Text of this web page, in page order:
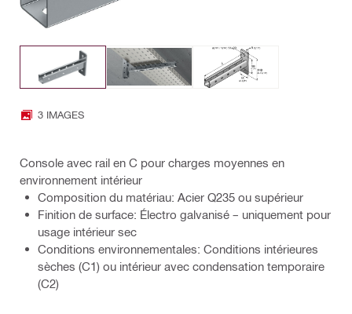
3 IMAGES
Console avec rail en C pour charges moyennes en
environnement intérieur
Composition du matériau: Acier Q235 ou supérieur
Finition de surface: Électro galvanisé – uniquement pour
usage intérieur sec
Conditions environnementales: Conditions intérieures
sèches (C1) ou intérieur avec condensation temporaire
(C2)